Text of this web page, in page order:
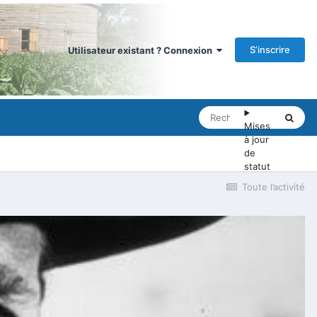
Utilisateur existant ? Connexion S’inscrire
Mises
à jour
de
statut
Toute l’activité